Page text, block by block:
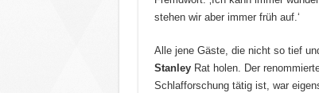
stehen wir aber immer früh auf.‘
Alle jene Gäste, die nicht so tief
StanleyRat holen. Der
Schlafforschung tätig ist, war